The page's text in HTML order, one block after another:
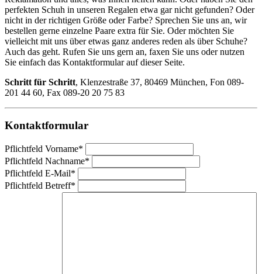
perfekten Schuh in unseren Regalen etwa gar nicht gefunden? Oder
nicht in der richtigen Größe oder Farbe? Sprechen Sie uns an, wir
bestellen gerne einzelne Paare extra für Sie. Oder möchten Sie
vielleicht mit uns über etwas ganz anderes reden als über Schuhe?
Auch das geht. Rufen Sie uns gern an, faxen Sie uns oder nutzen
Sie einfach das Kontaktformular auf dieser Seite.
Schritt für Schritt, Klenzestraße 37, 80469 München, Fon 089-
201 44 60, Fax 089-20 20 75 83
Kontaktformular
Pflichtfeld Vorname*
Pflichtfeld Nachname*
Pflichtfeld E-Mail*
Pflichtfeld Betreff*